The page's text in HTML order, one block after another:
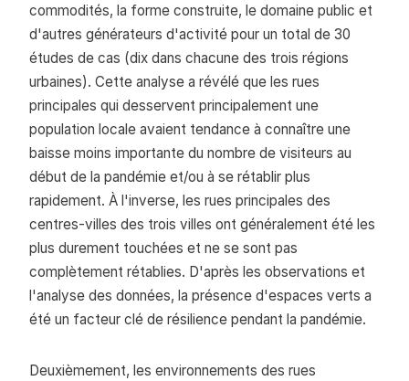
commodités, la forme construite, le domaine public et
d'autres générateurs d'activité pour un total de 30
études de cas (dix dans chacune des trois régions
urbaines). Cette analyse a révélé que les rues
principales qui desservent principalement une
population locale avaient tendance à connaître une
baisse moins importante du nombre de visiteurs au
début de la pandémie et/ou à se rétablir plus
rapidement. À l'inverse, les rues principales des
centres-villes des trois villes ont généralement été les
plus durement touchées et ne se sont pas
complètement rétablies. D'après les observations et
l'analyse des données, la présence d'espaces verts a
été un facteur clé de résilience pendant la pandémie.
Deuxièmement, les environnements des rues